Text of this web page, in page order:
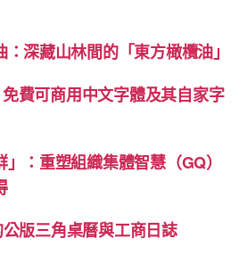
：深藏山林間的「東方橄欖油」
費可商用中文字體及其自家字
：重塑組織集體智慧（GQ）
版三角桌曆與工商日誌